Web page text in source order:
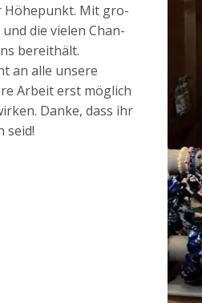
Höhe­punkt. Mit gro­
die vie­len Chan­
bereit­hält.
an alle unse­re
Arbeit erst mög­lich
Dan­ke, dass ihr
seid!